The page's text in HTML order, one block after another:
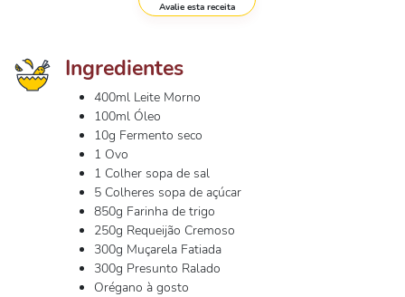
Avalie esta receita
Ingredientes
400ml Leite Morno
100ml Óleo
10g Fermento seco
1 Ovo
1 Colher sopa de sal
5 Colheres sopa de açúcar
850g Farinha de trigo
250g Requeijão Cremoso
300g Muçarela Fatiada
300g Presunto Ralado
Orégano à gosto